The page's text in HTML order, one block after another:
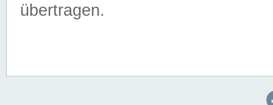
übertragen.